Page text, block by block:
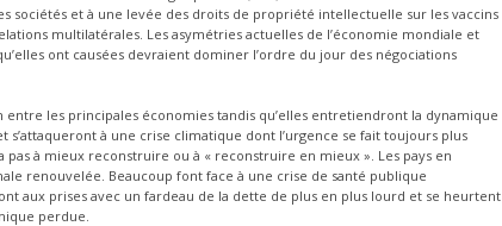
sociétés et à une levée des droits de propriété intellectuelle sur les vaccins
multilatérales. Les asymétries actuelles de l’économie mondiale et
ont causées devraient dominer l’ordre du jour des négociations
les principales économies tandis qu’elles entretiendront la dynamique
à une crise climatique dont l’urgence se fait toujours plus
à mieux reconstruire ou à « reconstruire en mieux ». Les pays en
renouvelée. Beaucoup font face à une crise de santé publique
aux prises avec un fardeau de la dette de plus en plus lourd et se heurtent
perdue.